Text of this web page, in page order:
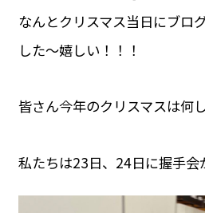
なんとクリスマス当日にブロ
した〜嬉しい！！！
皆さん今年のクリスマスは何
私たちは23日、24日に握手会